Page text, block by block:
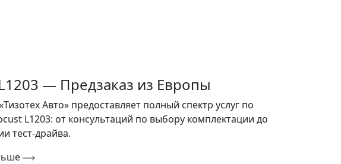
— Предзаказ из Европы
Авто» предоставляет полный спектр услуг по
L1203: от консультаций по выбору комплектации до
тест-драйва.